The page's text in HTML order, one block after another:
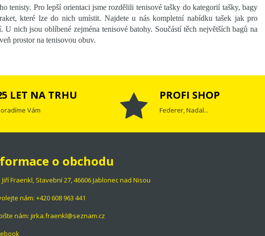
tenisty. Pro lepší orientaci jsme rozdělili tenisové tašky do kategorií tašky, bagy
které lze do nich umístit. Najdete u nás kompletní nabídku tašek jak pro
nich jsou oblíbené zejména tenisové batohy. Součástí těch největších bagů na
prostor na tenisovou obuv.
LET NA TRHU
Vám
PROFI SHOP
Federer, Nadal...
o obchodu
Jiří Fraenkl, Stavební 27, 46606 Jablonec nad Nisou
nám:+420 608 963 441
nám:jirka.fraenkl@seznam.cz